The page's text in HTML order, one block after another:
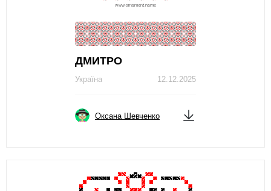
ДМИТРО
12.12.2025
Україна
Оксана Шевченко